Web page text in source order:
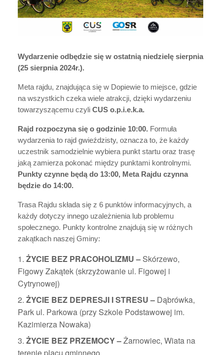
Wydarzenie odbędzie się w ostatnią niedzielę sierpnia
(25 sierpnia 2024r.).
Meta rajdu, znajdująca się w Dopiewie to miejsce, gdzie
na wszystkich czeka wiele atrakcji, dzięki wydarzeniu
towarzyszącemu czyli CUS o.p.i.e.k.a.
Rajd rozpoczyna się o godzinie 10:00. Formuła
wydarzenia to rajd gwieździsty, oznacza to, że każdy
uczestnik samodzielnie wybiera punkt startu oraz trasę
jaką zamierza pokonać między punktami kontrolnymi.
Punkty czynne będą do 13:00, Meta Rajdu czynna
będzie do 14:00.
Trasa Rajdu składa się z 6 punktów informacyjnych, a
każdy dotyczy innego uzależnienia lub problemu
społecznego. Punkty kontrolne znajdują się w różnych
zakątkach naszej Gminy:
ŻYCIE BEZ PRACOHOLIZMU – Skórzewo,
Figowy Zakątek (skrzyżowanie ul. Figowej i
Cytrynowej)
ŻYCIE BEZ DEPRESJI I STRESU – Dąbrówka,
Park ul. Parkowa (przy Szkole Podstawowej im.
Kazimierza Nowaka)
ŻYCIE BEZ PRZEMOCY –Żarnowiec, Wiata na
terenie placu gminnego